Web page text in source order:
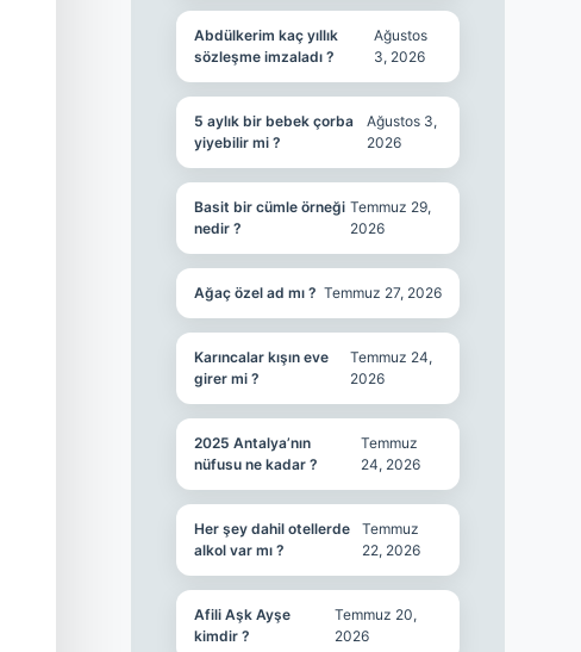
Abdülkerim kaç yıllık
sözleşme imzaladı ?
Ağustos
3, 2026
5 aylık bir bebek çorba
yiyebilir mi ?
Ağustos 3,
2026
Basit bir cümle örneği
nedir ?
Temmuz 29,
2026
Ağaç özel ad mı ? Temmuz 27, 2026
Karıncalar kışın eve
girer mi ?
Temmuz 24,
2026
2025 Antalya’nın
nüfusu ne kadar ?
Temmuz
24, 2026
Her şey dahil otellerde
alkol var mı ?
Temmuz
22, 2026
Afili Aşk Ayşe
kimdir ?
Temmuz 20,
2026